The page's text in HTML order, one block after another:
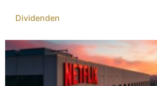
Dividenden